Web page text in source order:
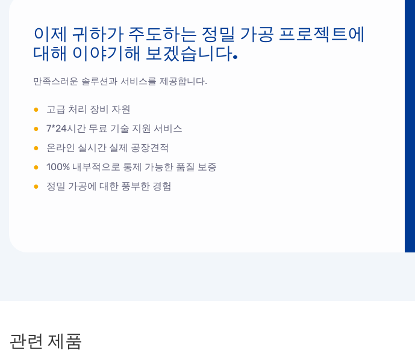
이제 귀하가 주도하는 정밀 가공 프로젝트에
대해 이야기해 보겠습니다.
만족스러운 솔루션과 서비스를 제공합니다.
●
고급 처리 장비 자원
●
7*24시간 무료 기술 지원 서비스
●
온라인 실시간 실제 공장견적
●
100% 내부적으로 통제 가능한 품질 보증
●
정밀 가공에 대한 풍부한 경험
관련 제품